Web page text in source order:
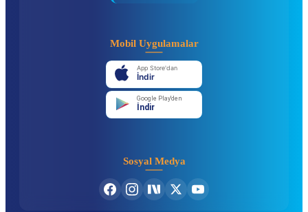
Mobil Uygulamalar
App Store'dan
İndir
Google Play'den
İndir
Sosyal Medya